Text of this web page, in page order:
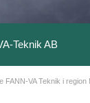
Teknik AB